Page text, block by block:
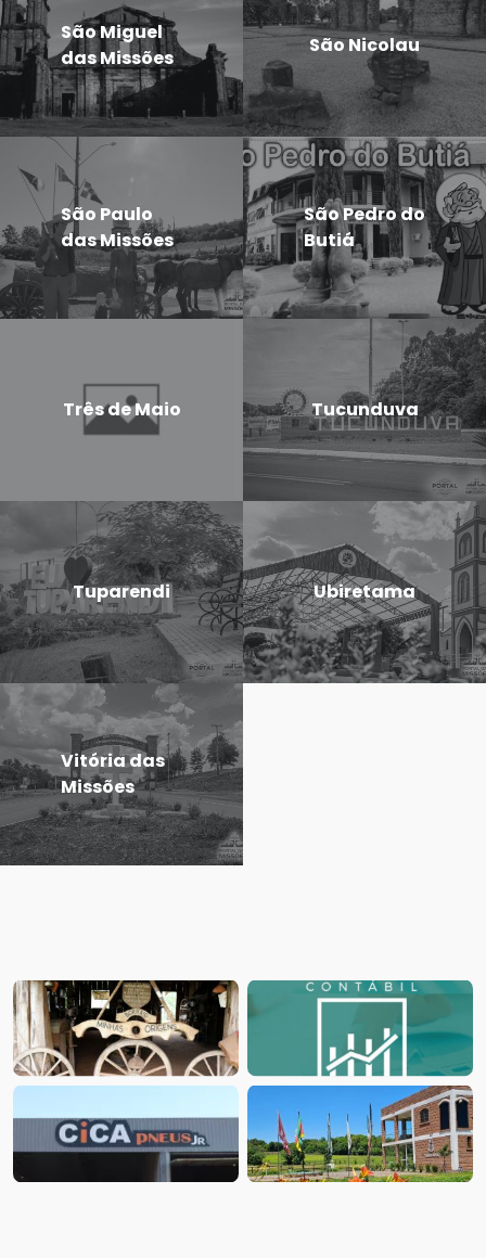
São Miguel
das Missões
São Nicolau
São Paulo
das Missões
São Pedro do
Butiá
Três de Maio Tucunduva
Tuparendi Ubiretama
Vitória das
Missões